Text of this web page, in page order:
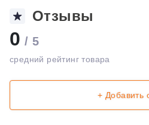
Отзывы
0 / 5
средний рейтинг товара
+ Добавить